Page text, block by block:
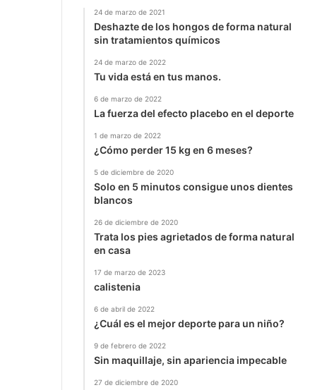
24 de marzo de 2021
Deshazte de los hongos de forma natural
sin tratamientos químicos
24 de marzo de 2022
Tu vida está en tus manos.
6 de marzo de 2022
La fuerza del efecto placebo en el deporte
1 de marzo de 2022
¿Cómo perder 15 kg en 6 meses?
5 de diciembre de 2020
Solo en 5 minutos consigue unos dientes
blancos
26 de diciembre de 2020
Trata los pies agrietados de forma natural
en casa
17 de marzo de 2023
calistenia
6 de abril de 2022
¿Cuál es el mejor deporte para un niño?
9 de febrero de 2022
Sin maquillaje, sin apariencia impecable
27 de diciembre de 2020